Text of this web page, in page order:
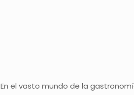
En el vasto mundo de la